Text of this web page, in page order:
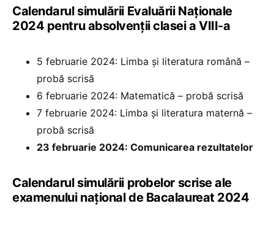
Calendarul simulării Evaluării Naționale
2024 pentru absolvenții clasei a VIII-a
5 februarie 2024: Limba şi literatura română –
probă scrisă
6 februarie 2024: Matematică – probă scrisă
7 februarie 2024: Limba şi literatura maternă –
probă scrisă
23 februarie 2024: Comunicarea rezultatelor
Calendarul simulării probelor scrise ale
examenului național de Bacalaureat 2024